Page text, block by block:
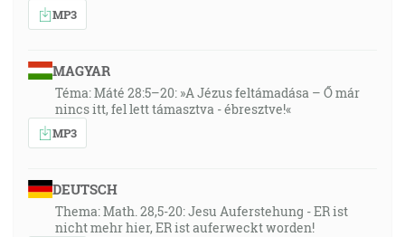
MP3
MAGYAR
Téma: Máté 28:5–20: »A Jézus feltámadása – Ő már
nincs itt, fel lett támasztva - ébresztve!«
MP3
DEUTSCH
Thema: Math. 28,5-20: Jesu Auferstehung - ER ist
nicht mehr hier, ER ist auferweckt worden!